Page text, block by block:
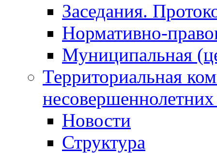
Заседания.
Нормативно-
Муниципальная
Территориальная
Новости
Структура